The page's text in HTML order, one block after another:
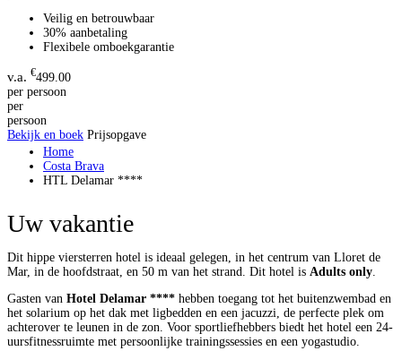
Veilig en betrouwbaar
30% aanbetaling
Flexibele omboekgarantie
€499.00
per persoon
per
persoon
Bekijk en boek Prijsopgave
Home
Costa Brava
HTL Delamar ****
Uw vakantie
Dit hippe viersterren hotel is ideaal gelegen, in het centrum van Lloret de
Mar, in de hoofdstraat, en 50 m van het strand. Dit hotel is Adults only.
Gasten van Hotel Delamar **** hebben toegang tot het buitenzwembad en
het solarium op het dak met ligbedden en een jacuzzi, de perfecte plek om
achterover te leunen in de zon. Voor sportliefhebbers biedt het hotel een 24-
uursfitnessruimte met persoonlijke trainingssessies en een yogastudio.